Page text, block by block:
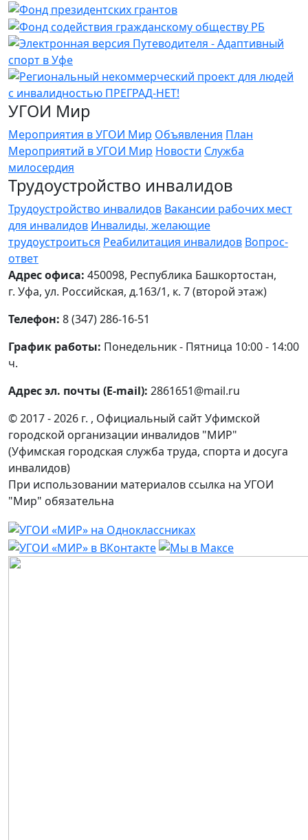
УГОИ Мир
Мероприятия в УГОИ Мир Объявления План
Мероприятий в УГОИ Мир Новости Служба
милосердия
Трудоустройство инвалидов
Трудоустройство инвалидов Вакансии рабочих мест
для инвалидов Инвалиды, желающие
трудоустроиться Реабилитация инвалидов Вопрос-
ответ
Адрес офиса: 450098, Республика Башкортостан,
г. Уфа, ул. Российская, д.163/1, к. 7 (второй этаж)
Телефон: 8 (347) 286-16-51
График работы: Понедельник - Пятница 10:00 - 14:00
ч.
Адрес эл. почты (E-mail): 2861651@mail.ru
© 2017 - 2026 г. , Официальный сайт Уфимской
городской организации инвалидов "МИР"
(Уфимская городская служба труда, спорта и досуга
инвалидов)
При использовании материалов ссылка на УГОИ
"Мир" обязательна